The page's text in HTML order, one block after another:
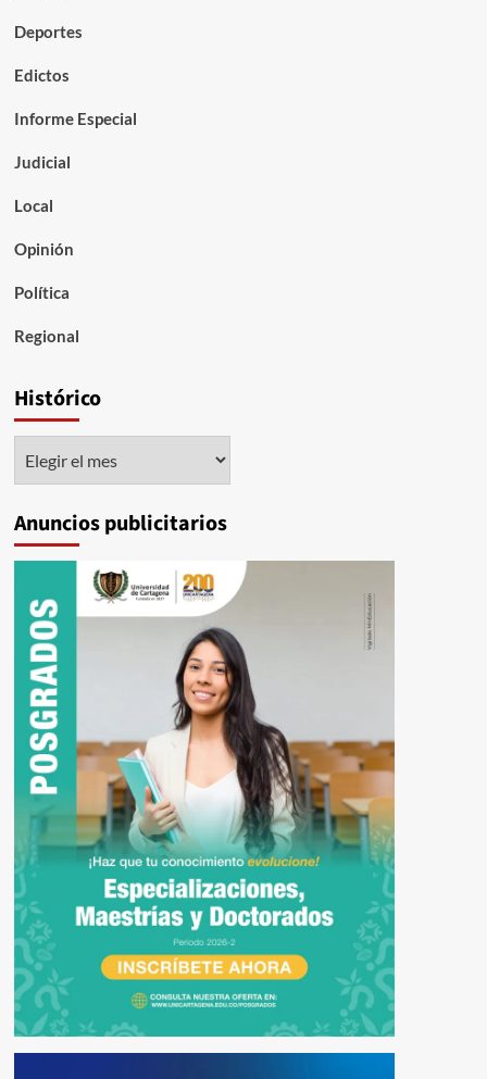
Deportes
Edictos
Informe Especial
Judicial
Local
Opinión
Política
Regional
Histórico
Anuncios publicitarios